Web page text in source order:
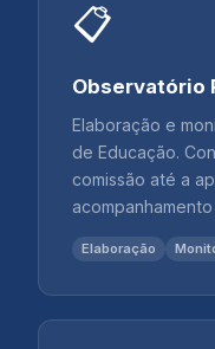
📋
Observatório
Elaboração e
de Educação.
comissão até a
Elaboração